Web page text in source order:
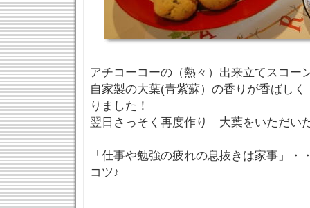
アチコーコーの（熱々）出来立てスコー
自家製の大葉(青紫蘇）の香りが香ばし
りました！
翌日さっそく再度作り 大葉をいただい
「仕事や勉強の疲れの息抜きは家事」・
コツ♪